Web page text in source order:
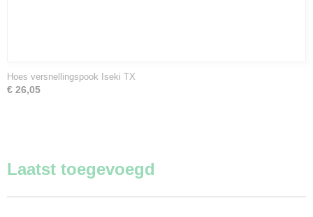
Hoes versnellingspook Iseki TX
€ 26,05
Laatst toegevoegd